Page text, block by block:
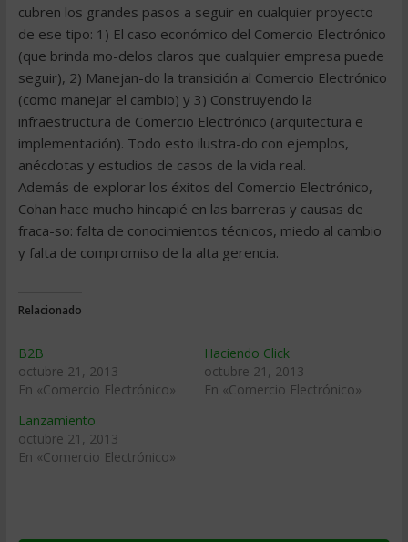
cubren los grandes pasos a seguir en cualquier proyecto
de ese tipo: 1) El caso económico del Comercio Electrónico
(que brinda mo-delos claros que cualquier empresa puede
seguir), 2) Manejan-do la transición al Comercio Electrónico
(como manejar el cambio) y 3) Construyendo la
infraestructura de Comercio Electrónico (arquitectura e
implementación). Todo esto ilustra-do con ejemplos,
anécdotas y estudios de casos de la vida real.
Además de explorar los éxitos del Comercio Electrónico,
Cohan hace mucho hincapié en las barreras y causas de
fraca-so: falta de conocimientos técnicos, miedo al cambio
y falta de compromiso de la alta gerencia.
Relacionado
B2B
octubre 21, 2013
En «Comercio Electrónico»
Haciendo Click
octubre 21, 2013
En «Comercio Electrónico»
Lanzamiento
octubre 21, 2013
En «Comercio Electrónico»